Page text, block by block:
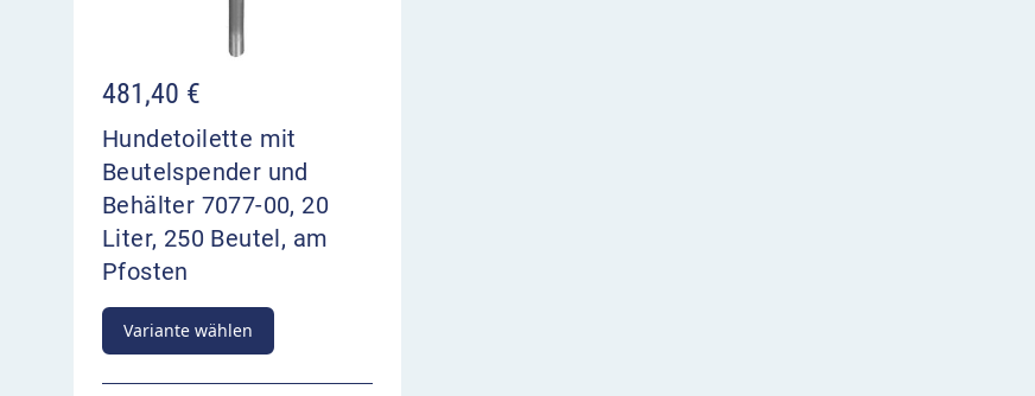
481,40 €
Hundetoilette mit
Beutelspender und
Behälter 7077-00, 20
Liter, 250 Beutel, am
Pfosten
Variante wählen